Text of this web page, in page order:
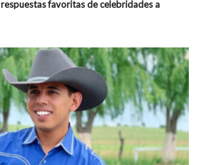
respuestas favoritas de celebridades a